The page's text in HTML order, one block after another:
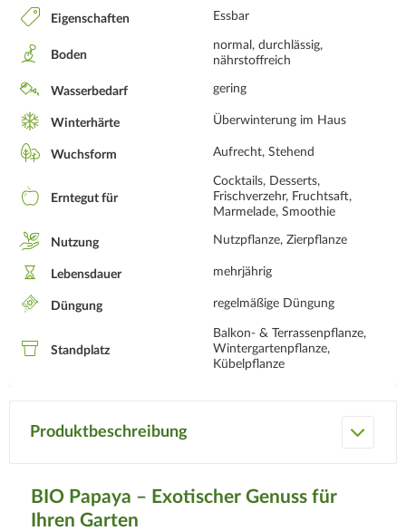
Eigenschaften Essbar
Boden
normal, durchlässig,
nährstoffreich
Wasserbedarf gering
Winterhärte Überwinterung im Haus
Wuchsform Aufrecht, Stehend
Erntegut für
Cocktails, Desserts,
Frischverzehr, Fruchtsaft,
Marmelade, Smoothie
Nutzung Nutzpflanze, Zierpflanze
Lebensdauer mehrjährig
Düngung regelmäßige Düngung
Standplatz
Balkon- & Terrassenpflanze,
Wintergartenpflanze,
Kübelpflanze
Produktbeschreibung
BIO Papaya – Exotischer Genuss für
Ihren Garten